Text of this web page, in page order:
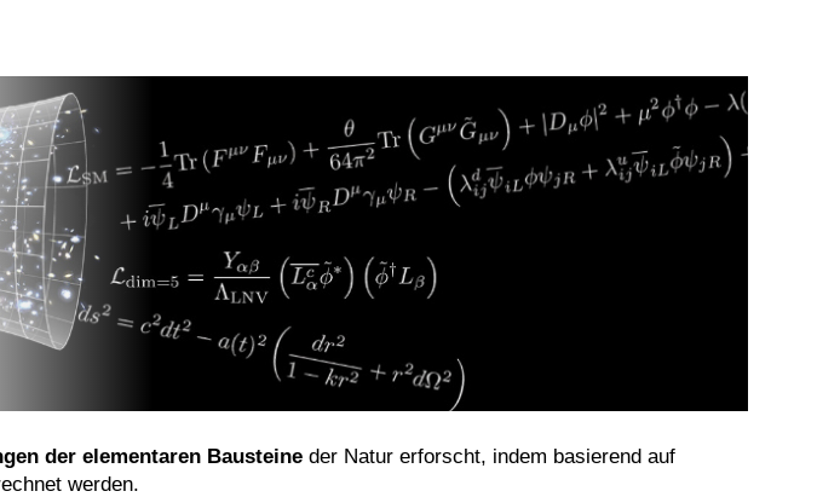
der elementaren Bausteine der Natur erforscht, indem basierend auf
werden.